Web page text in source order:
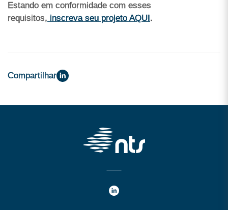
Estando em conformidade com esses
requisitos, inscreva seu projeto AQUI.
Compartilhar